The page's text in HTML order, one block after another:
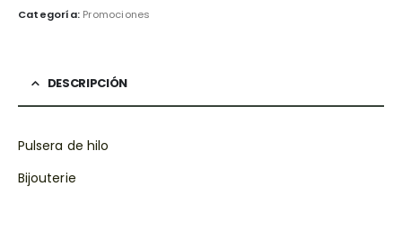
Categoría: Promociones
DESCRIPCIÓN
Pulsera de hilo
Bijouterie